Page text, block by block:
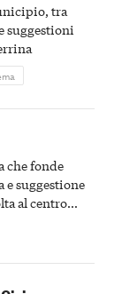
tra
suggestioni
che fonde
suggestione
al centro
astigiano